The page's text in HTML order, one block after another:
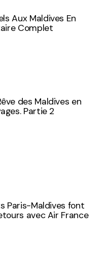
Aux Maldives En
Complet
des Maldives en
Partie 2
Paris-Maldives font
avec Air France